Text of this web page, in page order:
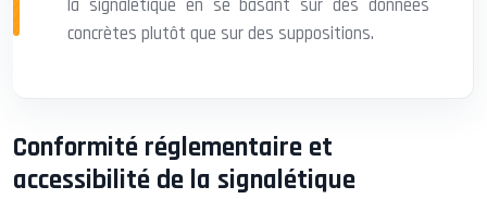
la signalétique en se basant sur des données
concrètes plutôt que sur des suppositions.
Conformité réglementaire et
accessibilité de la signalétique